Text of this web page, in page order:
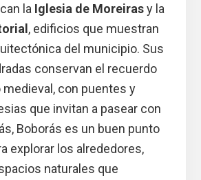
la Iglesia de Moreirasy la
, edificios que muestran
del municipio. Sus
conservan el recuerdo
medieval, con puentes y
que invitan a pasear con
Boborás es un buen punto
explorar los alrededores,
naturales que